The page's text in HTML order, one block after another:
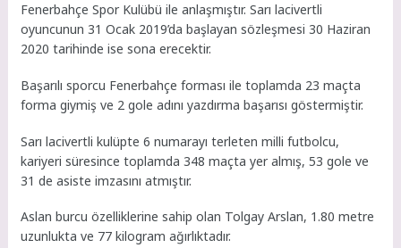
Fenerbahçe Spor Kulübü ile anlaşmıştır. Sarı lacivertli
oyuncunun 31 Ocak 2019’da başlayan sözleşmesi 30 Haziran
2020 tarihinde ise sona erecektir.
Başarılı sporcu Fenerbahçe forması ile toplamda 23 maçta
forma giymiş ve 2 gole adını yazdırma başarısı göstermiştir.
Sarı lacivertli kulüpte 6 numarayı terleten milli futbolcu,
kariyeri süresince toplamda 348 maçta yer almış, 53 gole ve
31 de asiste imzasını atmıştır.
Aslan burcu özelliklerine sahip olan Tolgay Arslan, 1.80 metre
uzunlukta ve 77 kilogram ağırlıktadır.